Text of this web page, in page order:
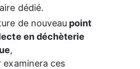
dédié.
de nouveau point
en déchèterie
,
examinera ces